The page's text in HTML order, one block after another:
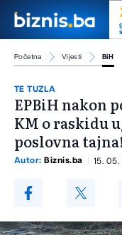
Početna Vijesti BiH
TE TUZLA
EPBiH nakon
KM o raskidu
poslovna tajna!
Autor: Biznis.ba 15. 05.